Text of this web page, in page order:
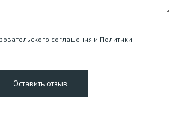
соглашения и Политики